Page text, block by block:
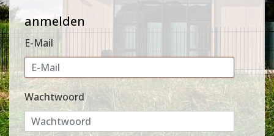
anmelden
E-Mail
Wachtwoord